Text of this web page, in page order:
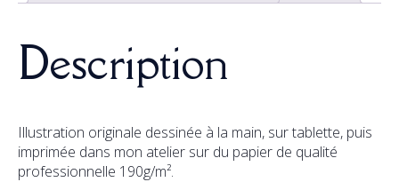
Description
Illustration originale dessinée à la main, sur tablette, puis
imprimée dans mon atelier sur du papier de qualité
professionnelle 190g/m².